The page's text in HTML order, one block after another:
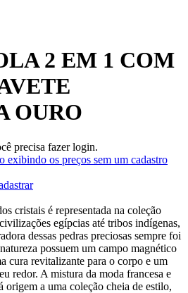
2 EM 1 COM
OURO
precisa fazer login.
exibindo os preços sem um cadastro
cristais é representada na coleção
egípcias até tribos indígenas,
dessas pedras preciosas sempre foi
possuem um campo magnético
cura revitalizante para o corpo e um
redor. A mistura da moda francesa e
origem a uma coleção cheia de estilo,